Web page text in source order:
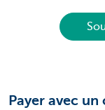
Payer avec